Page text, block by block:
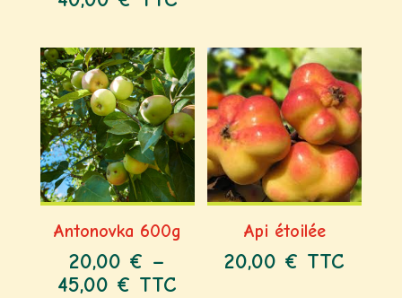
Antonovka 600g
20,00 € –
45,00 € TTC
Api étoilée
20,00 € TTC